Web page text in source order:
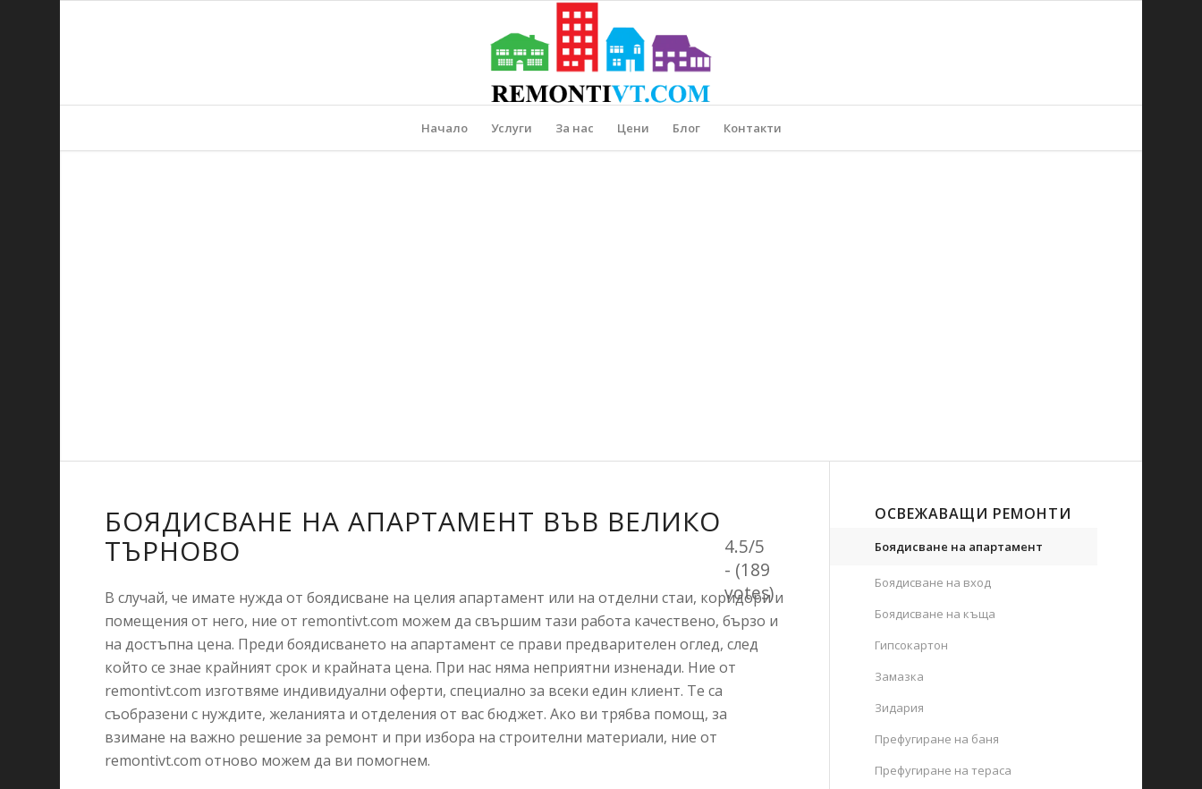
Начало Услуги За нас Цени Блог Контакти
БОЯДИСВАНЕ НА АПАРТАМЕНТ ВЪВ ВЕЛИКО
ТЪРНОВО
В случай, че имате нужда от боядисване на целия апартамент или на отделни стаи, коридори и
помещения от него, ние от remontivt.com можем да свършим тази работа качествено, бързо и
на достъпна цена. Преди боядисването на апартамент се прави предварителен оглед, след
който се знае крайният срок и крайната цена. При нас няма неприятни изненади. Ние от
remontivt.com изготвяме индивидуални оферти, специално за всеки един клиент. Те са
съобразени с нуждите, желанията и отделения от вас бюджет. Ако ви трябва помощ, за
взимане на важно решение за ремонт и при избора на строителни материали, ние от
remontivt.com отново можем да ви помогнем.
4.5/5
- (189
votes)
ОСВЕЖАВАЩИ РЕМОНТИ
Боядисване на апартамент
Боядисване на вход
Боядисване на къща
Гипсокартон
Замазка
Зидария
Префугиране на баня
Префугиране на тераса